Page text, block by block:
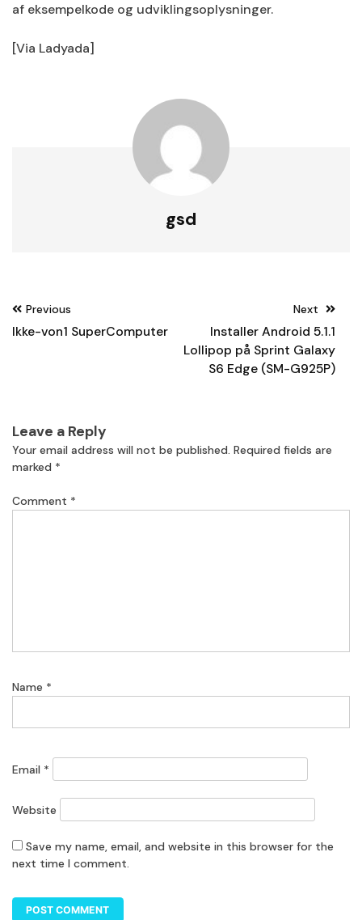
af eksempelkode og udviklingsoplysninger.
[Via Ladyada]
gsd
Post
navigation
Previous
Ikke-von1 SuperComputer
Next
Installer Android 5.1.1
Lollipop på Sprint Galaxy
S6 Edge (SM-G925P)
Leave a Reply
Your email address will not be published. Required fields are
marked *
Comment *
Name *
Email *
Website
Save my name, email, and website in this browser for the
next time I comment.